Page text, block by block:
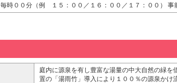
毎時００分（例 １５：００／１６：００／１７：００） 事
庭内に源泉を有し豊富な湯量の中大自然の緑
置の「湯雨竹」導入により１００％の源泉かけ